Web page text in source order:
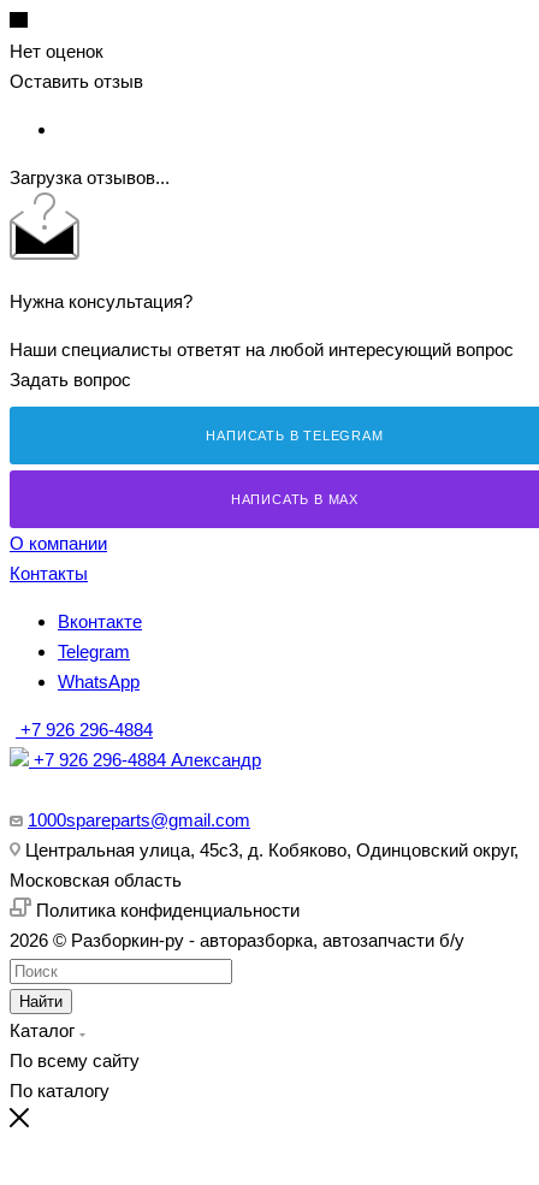
Нет оценок
Оставить отзыв
Загрузка отзывов...
Нужна консультация?
Наши специалисты ответят на любой интересующий вопрос
Задать вопрос
НАПИСАТЬ В TELEGRAM
НАПИСАТЬ В MAX
О компании
Контакты
Вконтакте
Telegram
WhatsApp
+7 926 296-4884
+7 926 296-4884 Александр
1000spareparts@gmail.com
Центральная улица, 45с3, д. Кобяково, Одинцовский округ,
Московская область
Политика конфиденциальности
2026 © Разборкин-ру - авторазборка, автозапчасти б/у
Найти
Каталог
По всему сайту
По каталогу